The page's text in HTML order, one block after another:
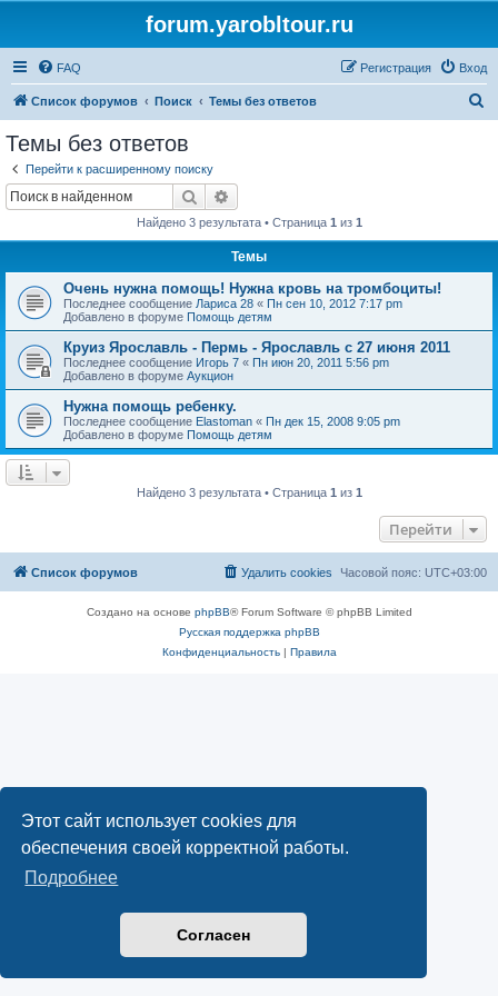
Этот сайт использует cookies для
обеспечения своей корректной работы.
Подробнее
Согласен
forum.yarobltour.ru
FAQ Вход
Регистрация
Список форумов Поиск Темы без ответов
Темы без ответов
Перейти к расширенному поиску
Поиск
Найдено 3 результата • Страница 1 из 1
Темы
Очень нужна помощь! Нужна кровь на тромбоциты!
Последнее сообщение Лариса 28 « Пн сен 10, 2012 7:17 pm
Добавлено в форуме Помощь детям
Круиз Ярославль - Пермь - Ярославль с 27 июня 2011
Последнее сообщение Игорь 7 « Пн июн 20, 2011 5:56 pm
Добавлено в форуме Аукцион
Нужна помощь ребенку.
Последнее сообщение Elastoman « Пн дек 15, 2008 9:05 pm
Добавлено в форуме Помощь детям
Найдено 3 результата • Страница 1 из 1
Перейти
Список форумов Часовой пояс: UTC+03:00
Удалить cookies
Создано на основе phpBB® Forum Software © phpBB Limited
Русская поддержка phpBB
Конфиденциальность| Правила